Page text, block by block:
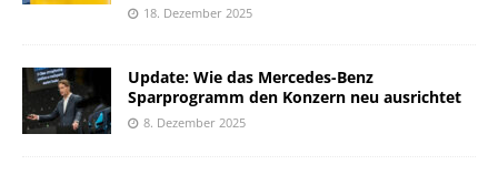
18. Dezember 2025
Update: Wie das Mercedes-Benz
Sparprogramm den Konzern neu ausrichtet
8. Dezember 2025